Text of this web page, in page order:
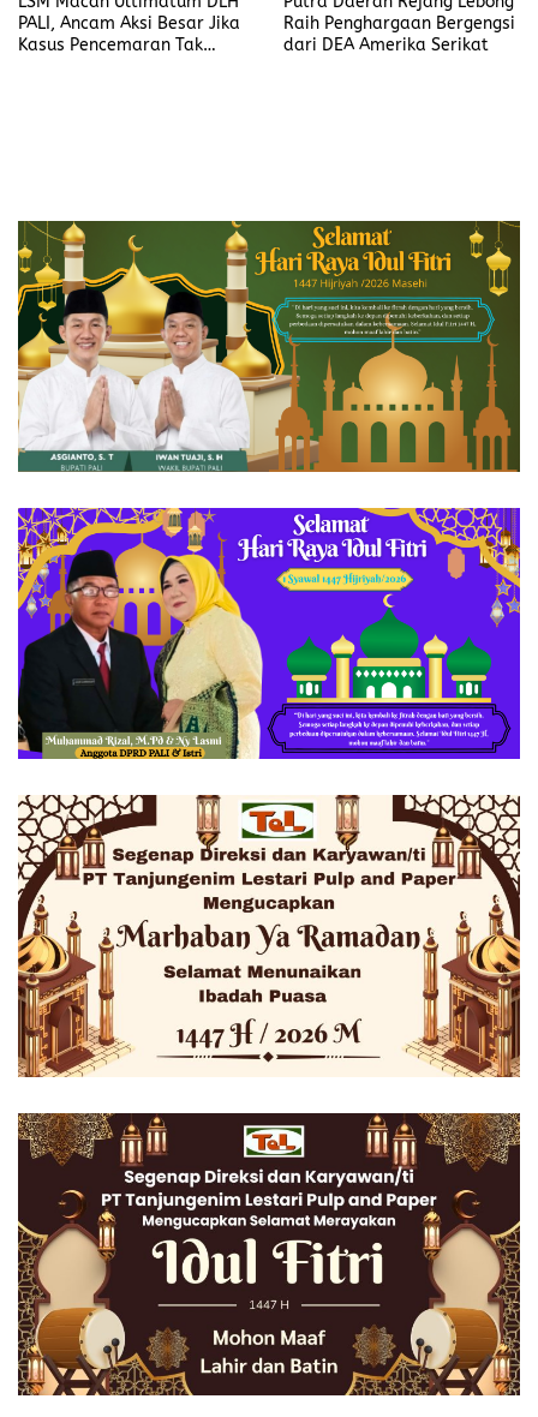
PALI, Ancam Aksi Besar Jika
Kasus Pencemaran Tak
Raih Penghargaan Bergengsi
dari DEA Amerika Serikat